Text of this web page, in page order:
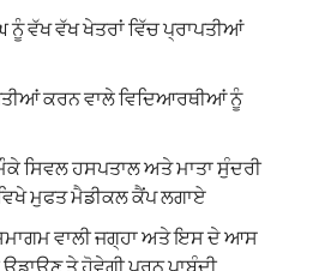
ਨੂੰ ਵੱਖ ਵੱਖ ਖੇਤਰਾਂ ਵਿੱਚ ਪ੍ਰਾਪਤੀਆਂ
ਕਰਨ ਵਾਲੇ ਵਿਦਿਆਰਥੀਆਂ ਨੂੰ
ਸਿਵਲ ਹਸਪਤਾਲ ਅਤੇ ਮਾਤਾ ਸੁੰਦਰੀ
ਮੁਫਤ ਮੈਡੀਕਲ ਕੈਂਪ ਲਗਾਏ
ਵਾਲੀ ਜਗ੍ਹਾ ਅਤੇ ਇਸ ਦੇ ਆਸ
ਤੇ ਹੋਵੇਗੀ ਪੂਰਨ ਪਾਬੰਦੀ